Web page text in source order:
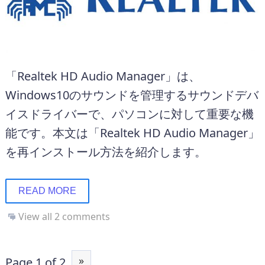
「Realtek HD Audio Manager」は、
Windows10のサウンドを管理するサウンドデバ
イスドライバーで、パソコンに対して重要な機
能です。本文は「Realtek HD Audio Manager」
を再インストール方法を紹介します。
READ MORE
View all 2 comments
»